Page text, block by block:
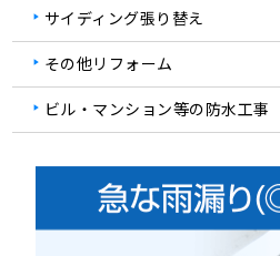
サイディング張り替え
その他リフォーム
ビル・マンション等の防水工事